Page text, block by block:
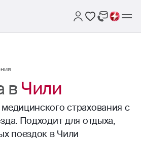
в Чили
страхования с
Подходит для отдыха,
поездок в Чили